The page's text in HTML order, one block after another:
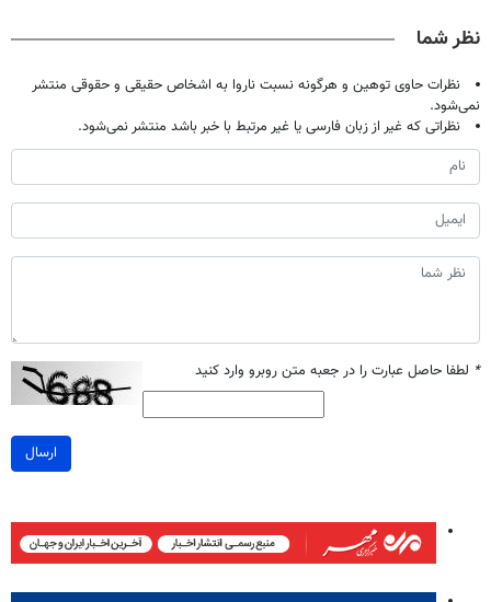
نظر شما
نظرات حاوی توهین و هرگونه نسبت ناروا به اشخاص حقیقی و حقوقی منتشر
نمی‌شود.
نظراتی که غیر از زبان فارسی یا غیر مرتبط با خبر باشد منتشر نمی‌شود.
* لطفا حاصل عبارت را در جعبه متن روبرو وارد کنید
ارسال